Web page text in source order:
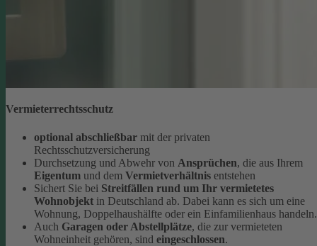
Vermieterrechtsschutz
optional abschließbar mit der privaten
Rechtsschutzversicherung
Durchsetzung und Abwehr von Ansprüchen, die aus Ihrem
Eigentum und dem Vermietverhältnis entstehen
Sichert Sie bei Streitfällen rund um Ihr vermietetes
Wohnobjekt in Deutschland ab. Dabei kann es sich um eine
Wohnung, Doppelhaushälfte oder ein Einfamilienhaus handeln.
Auch Garagen oder Abstellplätze, die zur vermieteten
Wohneinheit gehören, sind eingeschlossen.